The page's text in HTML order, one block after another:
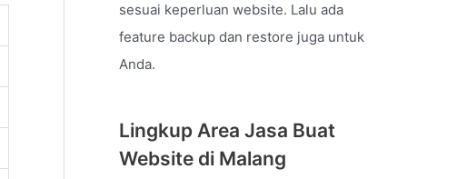
sesuai keperluan website. Lalu ada
feature backup dan restore juga untuk
Anda.
Lingkup Area Jasa Buat
Website di Malang